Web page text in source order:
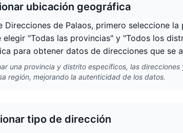
ubicación geográfica
Direcciones de Palaos, primero seleccione
elegir "Todas las provincias" y "Todos los
para obtener datos de direcciones que se
una provincia y distrito específicos, las
región, mejorando la autenticidad de los datos.
tipo de dirección